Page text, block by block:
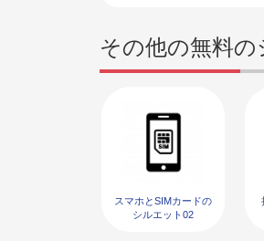
その他の無料
スマホとSIMカードの
シルエット02